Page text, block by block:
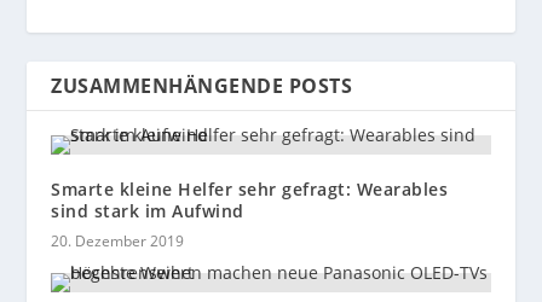
ZUSAMMENHÄNGENDE POSTS
Smarte kleine Helfer sehr gefragt: Wearables
sind stark im Aufwind
20. Dezember 2019